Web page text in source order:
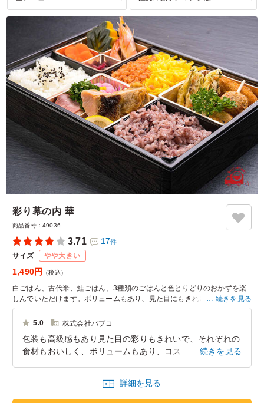
彩り幕の内 華
商品番号： 49036
3.71 17件
サイズ やや大きい
1,490円 （税込）
白ごはん、古代米、鮭ごはん、3種類のごはんと色とりどりのおかずを楽
しんでいただけます。ボリュームもあり、見た目にもきれいなお弁当で
す。
続きを見る
5.0 株式会社パブコ
包装も高級感もあり見た目の彩りもきれいで、それぞれの
食材もおいしく、ボリュームもあり、コストも満足しまし
奈良県大和郡山市杉町2022/07/30
続きを見る
詳細を見る